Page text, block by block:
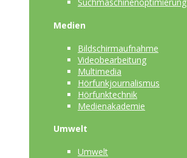
Suchmaschinenoptimierung
Medien
Bildschirmaufnahme
Videobearbeitung
Multimedia
Hörfunkjournalismus
Hörfunktechnik
Medienakademie
Umwelt
Umwelt